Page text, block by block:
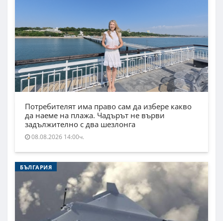
Потребителят има право сам да избере какво
да наеме на плажа. Чадърът не върви
задължително с два шезлонга
08.08.2026 14:00ч.
БЪЛГАРИЯ